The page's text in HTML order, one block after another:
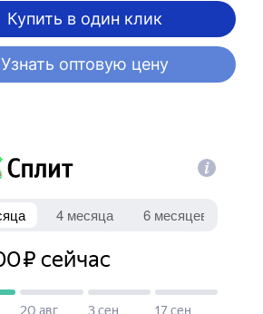
Купить в один клик
Узнать оптовую цену